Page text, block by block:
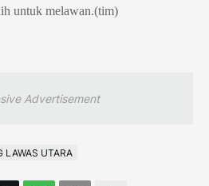
untuk melawan.(tim)
Advertisement
LAWAS UTARA